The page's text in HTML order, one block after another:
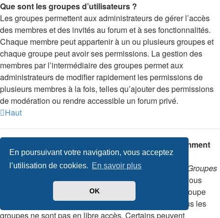
En poursuivant votre navigation, vous acceptez
l’utilisation de cookies. En savoir plus
OK
Que sont les groupes d’utilisateurs ?
Les groupes permettent aux administrateurs de gérer l’accès
des membres et des invités au forum et à ses fonctionnalités.
Chaque membre peut appartenir à un ou plusieurs groupes et
chaque groupe peut avoir ses permissions. La gestion des
membres par l’intermédiaire des groupes permet aux
administrateurs de modifier rapidement les permissions de
plusieurs membres à la fois, telles qu’ajouter des permissions
de modération ou rendre accessible un forum privé.
Haut
Où trouver la liste des groupes d’utilisateurs et comment
les rejoindre ?
Pour consulter la liste des groupes, cliquez sur le lien
Groupes
depuis votre panneau de l’utilisateur. Si vous
souhaitez rejoindre un des groupes, sélectionnez le groupe
désiré et cliquez sur le bouton approprié. Toutefois, tous les
groupes ne sont pas en libre accès. Certains peuvent